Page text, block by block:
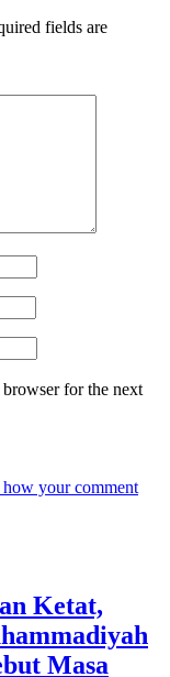
fields are
for the next
your comment
Ketat,
Masa